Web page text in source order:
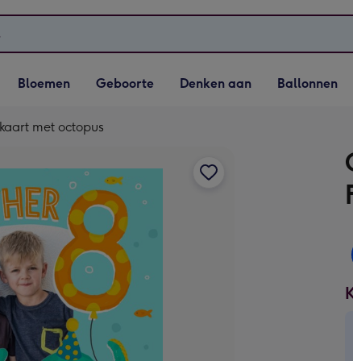
Vervolgkeuzelijst
Bloemen openen
Bloemen
Vervolgkeuzelijst
Geboorte openen
Geboorte
Vervolgkeuzelijst
Denken aan openen
Denken aan
Vervolgkeuzelijst
Ballonnen openen
Ballonnen
met octopus